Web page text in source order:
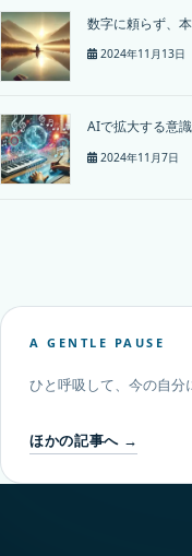
数字に頼らず、
2024年11月13日
AIで拡大する意
2024年11月7日
A GENTLE PAUSE
ひと呼吸して、今の自分
ほかの記事へ →